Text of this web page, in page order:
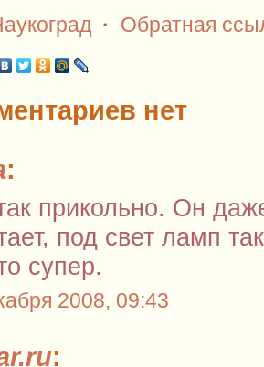
· Обратная
нет
:
прикольно. Он
под свет ламп
супер.
2008, 09:43
: